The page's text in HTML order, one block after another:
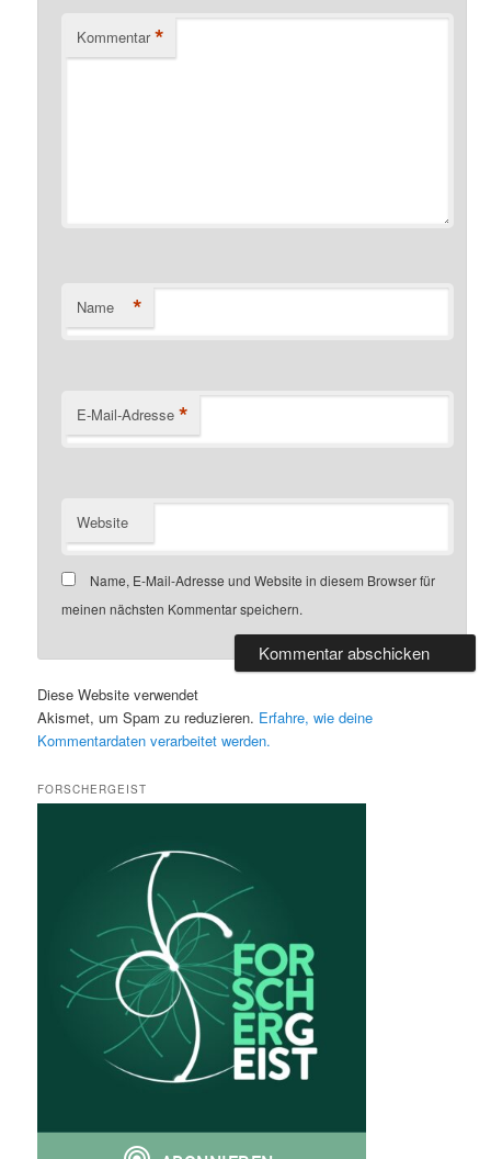
Kommentar *
Name *
E-Mail-Adresse *
Website
Name, E-Mail-Adresse und Website in diesem Browser für
meinen nächsten Kommentar speichern.
Diese Website verwendet
Akismet, um Spam zu reduzieren. Erfahre, wie deine
Kommentardaten verarbeitet werden.
FORSCHERGEIST